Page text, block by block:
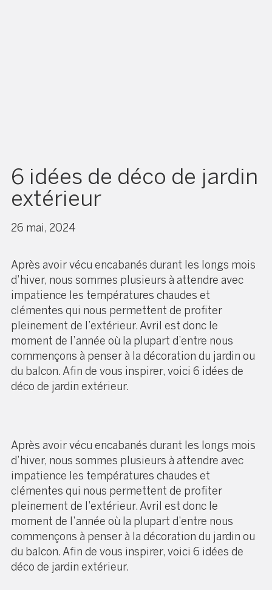
6 idées de déco de jardin
extérieur
26 mai, 2024
Après avoir vécu encabanés durant les longs mois
d’hiver, nous sommes plusieurs à attendre avec
impatience les températures chaudes et
clémentes qui nous permettent de profiter
pleinement de l’extérieur. Avril est donc le
moment de l’année où la plupart d’entre nous
commençons à penser à la décoration du jardin ou
du balcon. Afin de vous inspirer, voici 6 idées de
déco de jardin extérieur.
Après avoir vécu encabanés durant les longs mois
d’hiver, nous sommes plusieurs à attendre avec
impatience les températures chaudes et
clémentes qui nous permettent de profiter
pleinement de l’extérieur. Avril est donc le
moment de l’année où la plupart d’entre nous
commençons à penser à la décoration du jardin ou
du balcon. Afin de vous inspirer, voici 6 idées de
déco de jardin extérieur.